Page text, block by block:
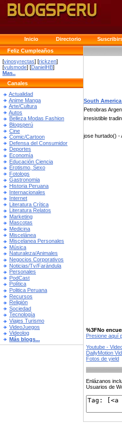
Inicio Directorio
Feliz Cumpleaños
[vinosyrectas] [rickzen]
[yulsmode] [DanielHB]
Mas..
Canales
Actualidad
Anime Manga
Arte/Cultura
Autos
Belleza Modas Fashion
Blogsperú
Cine
Comic/Cartoon
Defensa del Consumidor
Deportes
Economía
Educación Ciencia
Erotismo, Sexo
Fotologs
Gastronomia
Historia Peruana
Internacionales
Internet
Literatura Crítica
Literatura Relatos
Marketing
Mascotas
Medicina
Miscelánea
Miscelanea Personales
Música
Naturaleza/Animales
Negocios Corporativos
Noticias/Tv/Farándula
Personales
PodCast
Política
Politica Peruana
Recursos
Religión
Sociedad
Tecnología
Viajes Turismo
VideoJuegos
Videolog
Más blogs...
South
Petrobras
irresistible
jose hurtado() -
%3FNo
Presione aquí
Youtube -
DailyMotion
Fotos de yield
Enlázanos
Usuarios de